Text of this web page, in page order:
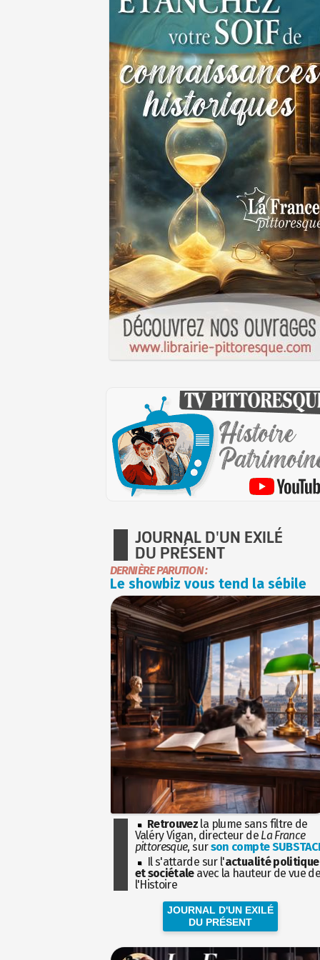
JOURNAL D'UN EXILÉ
DU PRÉSENT
DERNIÈRE PARUTION :
Le showbiz vous tend la sébile
Retrouvez la plume sans filtre de
Valéry Vigan, directeur de La France
pittoresque, surson compte
Il s'attarde sur l'actualité politique
et sociétaleavec la hauteur de vue
l'Histoire
JOURNAL D'UN EXILÉ
DU PRÉSENT